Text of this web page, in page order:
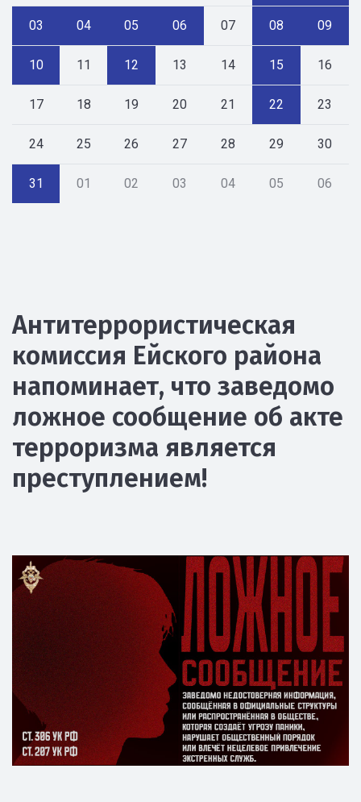
03 04 05 06 07 08 09
10 11 12 13 14 15 16
17 18 19 20 21 22 23
24 25 26 27 28 29 30
31 01 02 03 04 05 06
Антитеррористическая
комиссия Ейского района
напоминает, что заведомо
ложное сообщение об акте
терроризма является
преступлением!